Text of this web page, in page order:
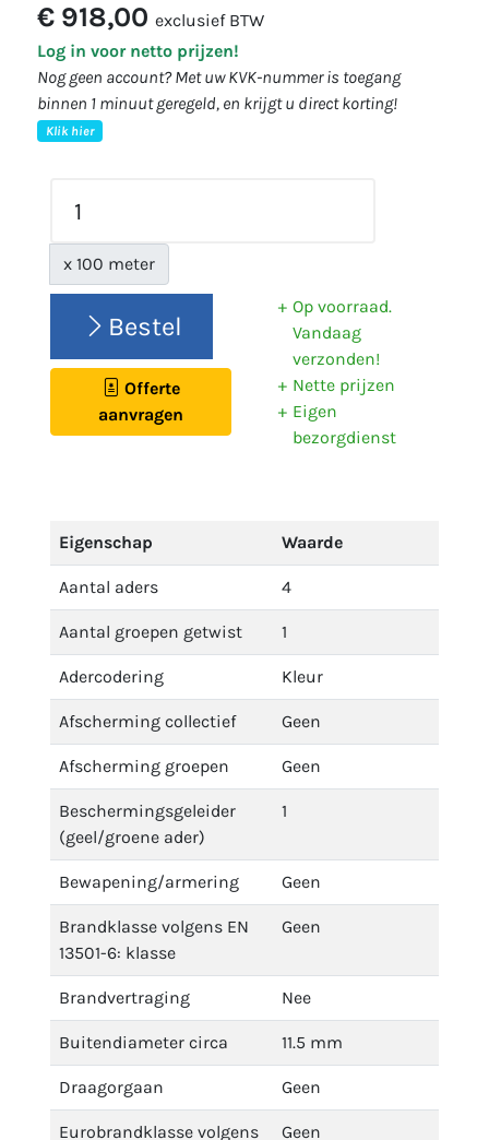
€ 918,00 exclusief BTW
Log in voor netto prijzen!
Nog geen account? Met uw KVK-nummer is toegang
binnen 1 minuut geregeld, en krijgt u direct korting!
Klik hier
x 100 meter
Bestel
Offerte
aanvragen
Op voorraad.
Vandaag
verzonden!
Nette prijzen
Eigen
bezorgdienst
Eigenschap Waarde
Aantal aders 4
Aantal groepen getwist 1
Adercodering Kleur
Afscherming collectief Geen
Afscherming groepen Geen
Beschermingsgeleider
(geel/groene ader)
1
Bewapening/armering Geen
Brandklasse volgens EN
13501-6: klasse
Geen
Brandvertraging Nee
Buitendiameter circa 11.5 mm
Draagorgaan Geen
Eurobrandklasse volgens
Geen